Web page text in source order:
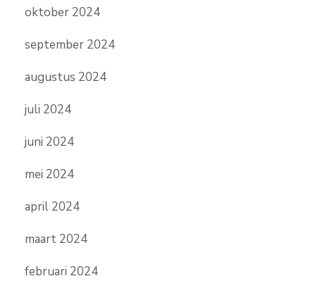
oktober 2024
september 2024
augustus 2024
juli 2024
juni 2024
mei 2024
april 2024
maart 2024
februari 2024